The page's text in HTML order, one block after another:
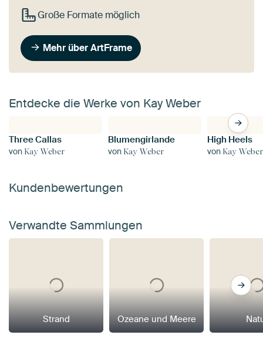
Große Formate möglich
Mehr über ArtFrame
Entdecke die Werke von Kay Weber
Three Callas
von Kay Weber
Blumengirlande
von Kay Weber
High Heels
von Kay Weber
Kundenbewertungen
Verwandte Sammlungen
Strand Ozeane und Meere